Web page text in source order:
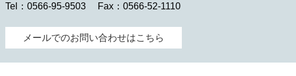
Tel：0566-95-9503
Fax：0566-52-1110
メールでのお問い合わせはこちら